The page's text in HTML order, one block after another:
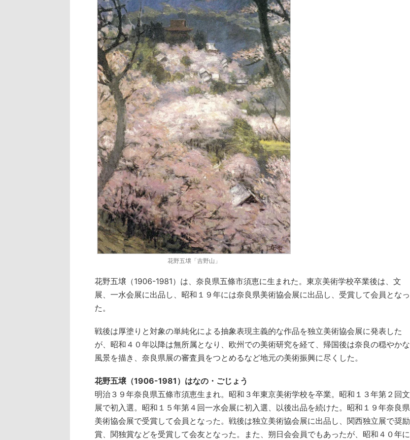
花野五壌「吉野山」
花野五壌（1906-1981）は、奈良県五條市須恵に生まれた。東京美術学校卒業後は、文
展、一水会展に出品し、昭和１９年には奈良県美術協会展に出品し、受賞して会員となっ
た。
戦後は厚塗りと対象の単純化による抽象表現主義的な作品を独立美術協会展に発表した
が、昭和４０年以降は無所属となり、欧州での美術研究を経て、帰国後は奈良の穏やかな
風景を描き、奈良県展の審査員をつとめるなど地元の美術振興に尽くした。
花野五壌（1906-1981）はなの・ごじょう
明治３９年奈良県五條市須恵生まれ。昭和３年東京美術学校を卒業。昭和１３年第２回文
展で初入選。昭和１５年第４回一水会展に初入選、以後出品を続けた。昭和１９年奈良県
美術協会展で受賞して会員となった。戦後は独立美術協会展に出品し、関西独立展で奨励
賞、関独賞などを受賞して会友となった。また、朔日会会員でもあったが、昭和４０年に